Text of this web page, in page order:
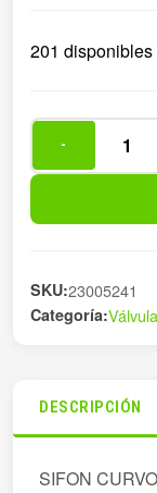
201 disponibles
CURVO
cantidad
-
SKU:23005241
Categoría:
DESCRIPCIÓN
SIFON